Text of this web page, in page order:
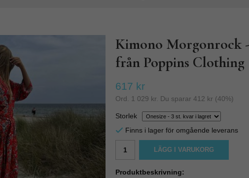
Kimono Morgonrock
från Poppins Clothing
617 kr
Ord. 1 029 kr. Du sparar 412 kr (40%)
Storlek
Finns i lager för omgående leverans
LÄGG I VARUKORG
Produktbeskrivning: